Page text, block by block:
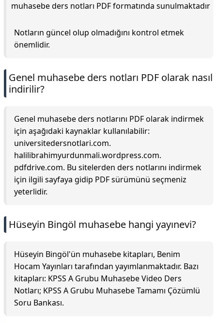
muhasebe ders notları PDF formatında sunulmaktadır
Notların güncel olup olmadığını kontrol etmek
önemlidir.
Genel muhasebe ders notları PDF olarak nasıl
indirilir?
Genel muhasebe ders notlarını PDF olarak indirmek
için aşağıdaki kaynaklar kullanılabilir:
universitedersnotlari.com.
halilibrahimyurdunmali.wordpress.com.
pdfdrive.com. Bu sitelerden ders notlarını indirmek
için ilgili sayfaya gidip PDF sürümünü seçmeniz
yeterlidir.
Hüseyin Bingöl muhasebe hangi yayınevi?
Hüseyin Bingöl'ün muhasebe kitapları, Benim
Hocam Yayınları tarafından yayımlanmaktadır. Bazı
kitapları: KPSS A Grubu Muhasebe Video Ders
Notları; KPSS A Grubu Muhasebe Tamamı Çözümlü
Soru Bankası.